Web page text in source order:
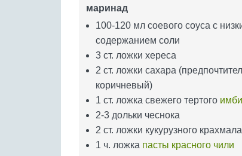
маринад
100-120 мл соевого соуса с
содержанием соли
3 ст. ложки хереса
2 ст. ложки сахара
коричневый)
1 ст. ложка свежего тертого
2-3 дольки чеснока
2 ст. ложки кукурузного крахмала
1 ч. ложка пасты красного чили